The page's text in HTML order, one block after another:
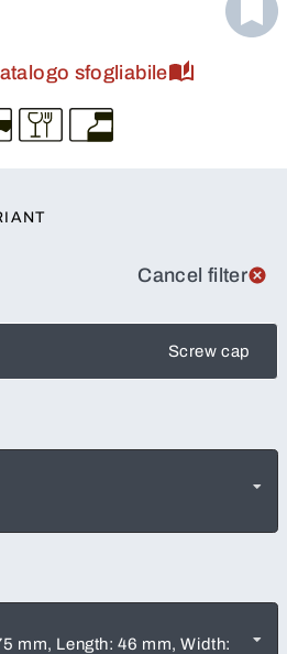
sfogliabile
Cancel filter
Screw cap
mm, Length: 46 mm, Width: